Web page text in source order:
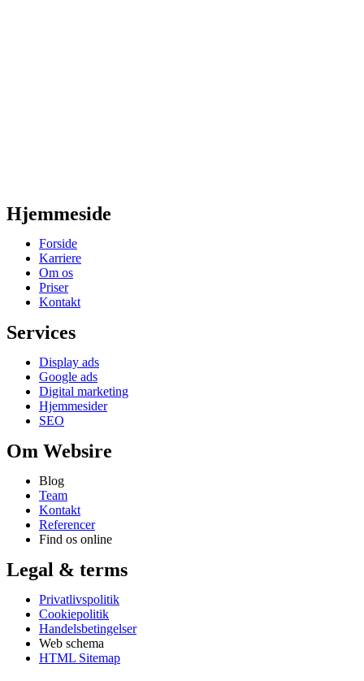
Hjemmeside
Forside
Karriere
Om os
Priser
Kontakt
Services
Display ads
Google ads
Digital marketing
Hjemmesider
SEO
Om Websire
Blog
Team
Kontakt
Referencer
Find os online
Legal & terms
Privatlivspolitik
Cookiepolitik
Handelsbetingelser
Web schema
HTML Sitemap